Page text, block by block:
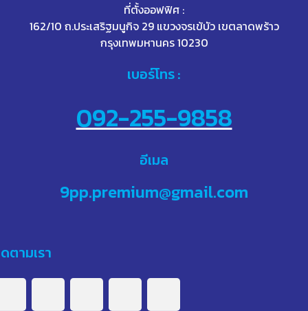
ที่ตั้งออฟฟิศ :
162/10 ถ.ประเสริฐมนูกิจ 29 แขวงจรเข้บัว เขตลาดพร้าว
กรุงเทพมหานคร 10230
เบอร์โทร :
092-255-9858
อีเมล
9pp.premium@gmail.com
ตามเรา